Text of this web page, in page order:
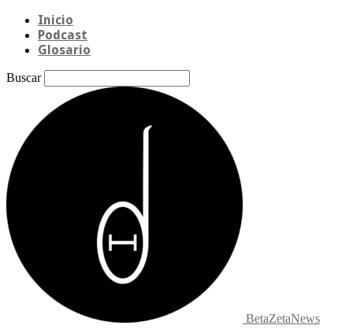
Inicio
Podcast
Glosario
Buscar
BetaZetaNews